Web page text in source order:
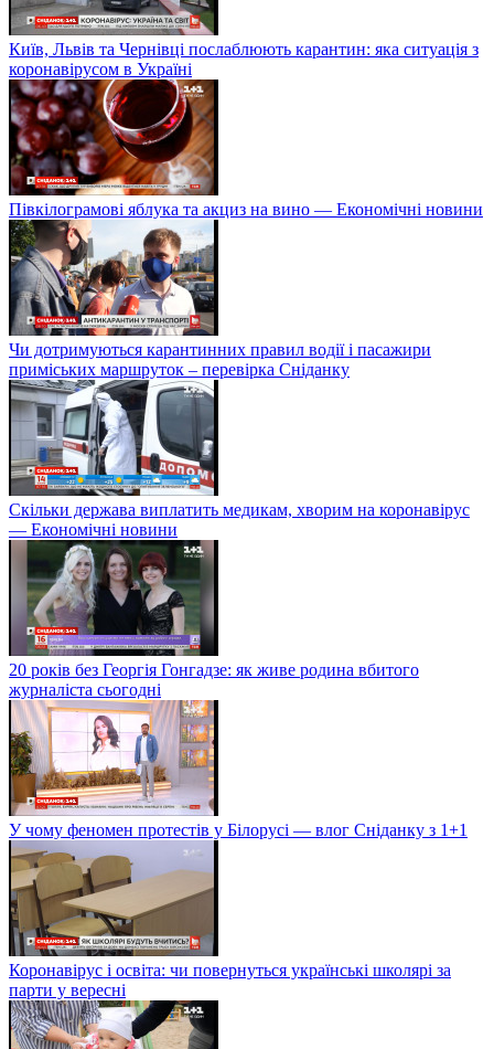
Київ, Львів та Чернівці послаблюють карантин: яка ситуація з
коронавірусом в Україні
Півкілограмові яблука та акциз на вино — Економічні новини
Чи дотримуються карантинних правил водії і пасажири
приміських маршруток – перевірка Сніданку
Скільки держава виплатить медикам, хворим на коронавірус
— Економічні новини
20 років без Георгія Гонгадзе: як живе родина вбитого
журналіста сьогодні
У чому феномен протестів у Білорусі — влог Сніданку з 1+1
Коронавірус і освіта: чи повернуться українські школярі за
парти у вересні